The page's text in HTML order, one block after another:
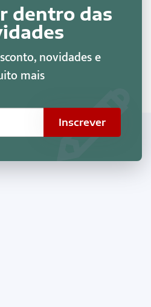
dentro das
novidades e
mais
Inscrever